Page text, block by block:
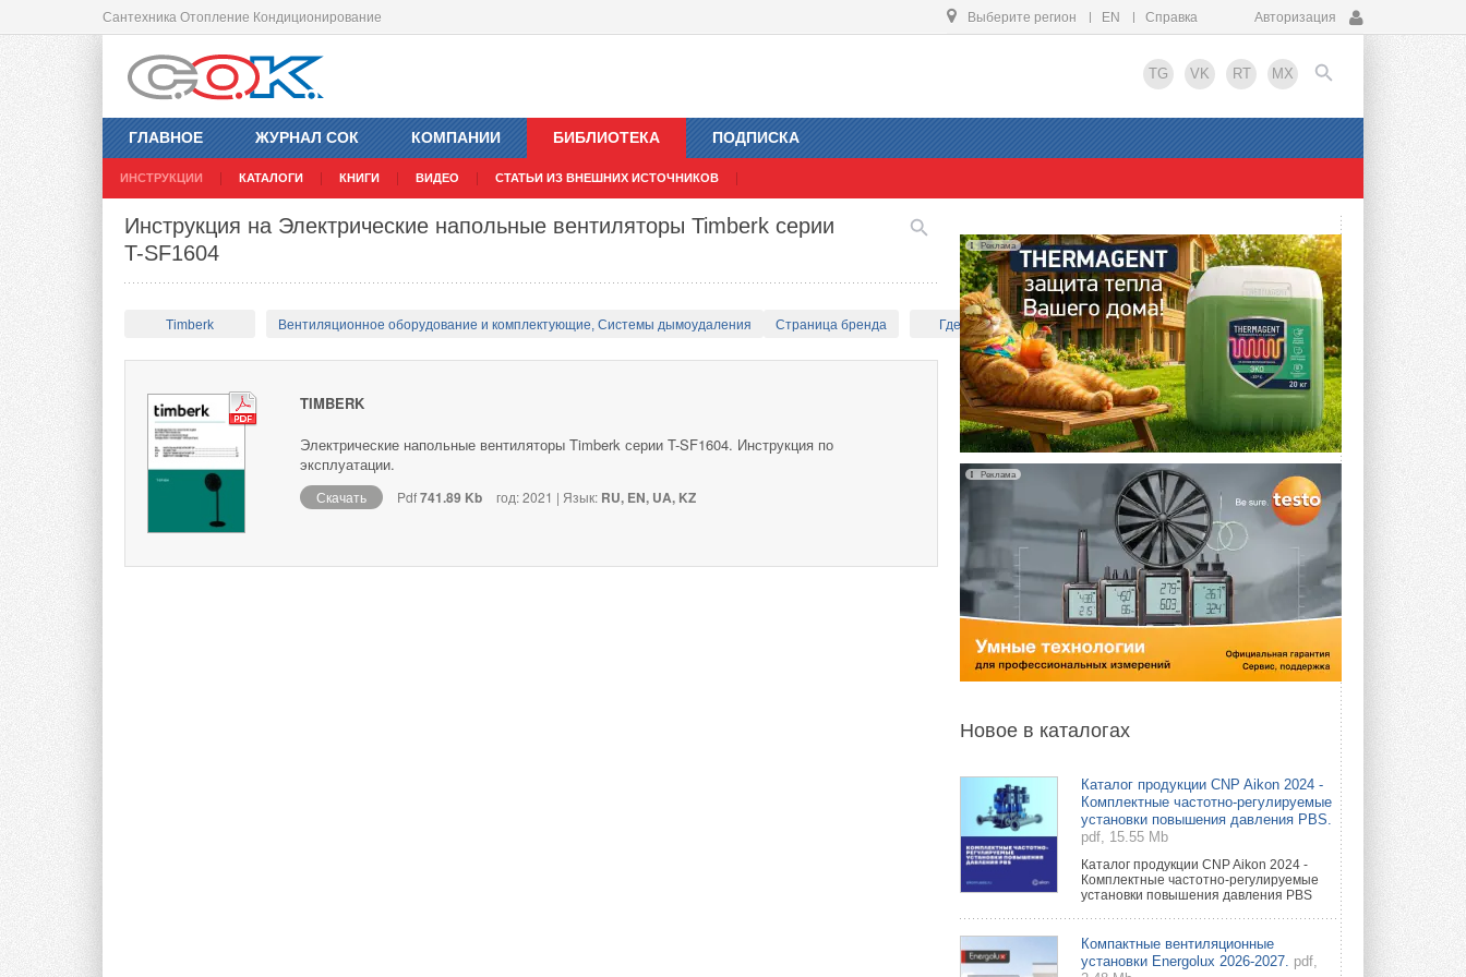
Сантехника Отопление Кондиционирование Выберите регион EN Справка Авторизация
TG VK RT MX
ГЛАВНОЕ ЖУРНАЛ СОК КОМПАНИИ БИБЛИОТЕКА
ИНСТРУКЦИИ КАТАЛОГИ КНИГИ ВИДЕО СТАТЬИ ИЗ ВНЕШНИХ ИСТОЧНИКОВ
ПОДПИСКА
EN
Инструкция на Электрические напольные вентиляторы Timberk серии
T-SF1604
Timberk Вентиляционное оборудование и комплектующие, Системы дымоудаления Страница бренда Где купить?
TIMBERK
Электрические напольные вентиляторы Timberk серии T-SF1604. Инструкция по
эксплуатации.
Скачать Pdf741.89 Kb год: 2021 | Язык: RU, EN, UA, KZ
Реклама
Реклама
Новое в каталогах
Каталог продукции CNP Aikon 2024 -
Комплектные частотно-регулируемые
установки повышения давления PBS.
pdf, 15.55 Mb
Каталог продукции CNP Aikon 2024 -
Комплектные частотно-регулируемые
установки повышения давления PBS
Компактные вентиляционные
установки Energolux 2026-2027. pdf,